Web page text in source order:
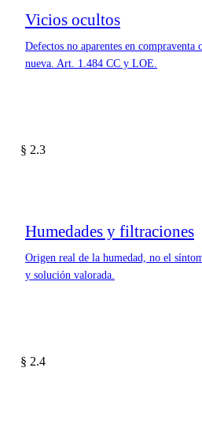
Vicios ocultos
Defectos no aparentes en compraventa
nueva. Art. 1.484 CC y LOE.
§ 2.3
Humedades y filtraciones
Origen real de la humedad, no el
y solución valorada.
§ 2.4